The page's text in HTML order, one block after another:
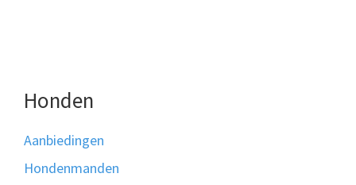
Honden
Aanbiedingen
Hondenmanden